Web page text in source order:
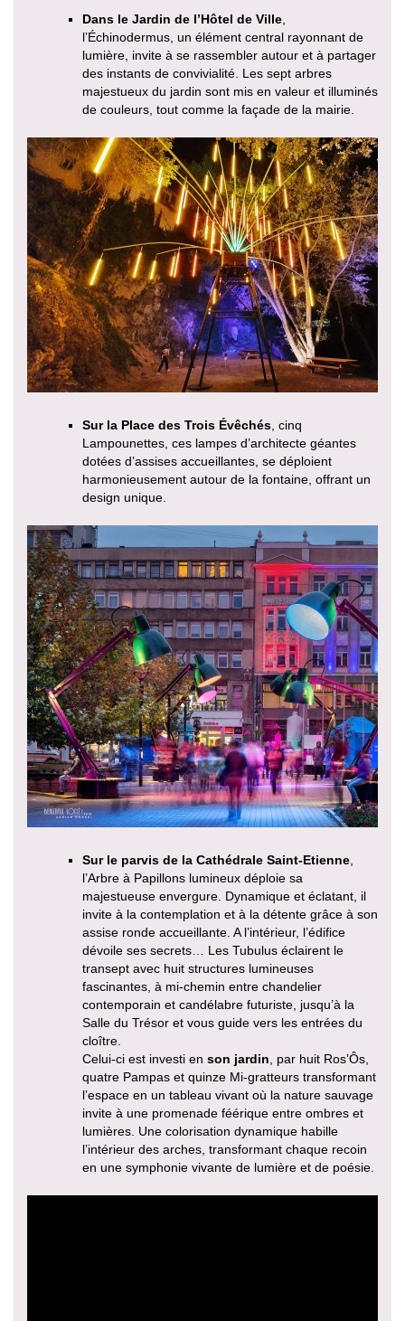
Dans le Jardin de l’Hôtel de Ville
l’Échinodermus, un élément central rayonnant de
lumière, invite à se rassembler autour et à partager
des instants de convivialité. Les sept arbres
majestueux du jardin sont mis en valeur et illuminés
de couleurs, tout comme la façade de la mairie.
Sur la Place des Trois Évêchés , cinq
Lampounettes, ces lampes d’architecte géantes
dotées d’assises accueillantes, se déploient
harmonieusement autour de la fontaine, offrant un
design unique.
Sur le parvis de la Cathédrale Saint-Etienne
l’Arbre à Papillons lumineux déploie sa
majestueuse envergure. Dynamique et éclatant, il
invite à la contemplation et à la détente grâce à son
assise ronde accueillante. A l’intérieur, l’édifice
dévoile ses secrets… Les Tubulus éclairent le
transept avec huit structures lumineuses
fascinantes, à mi-chemin entre chandelier
contemporain et candélabre futuriste, jusqu’à la
Salle du Trésor et vous guide vers les entrées du
cloître.
Celui-ci est investi en son jardin , par huit Ros’Ôs,
quatre Pampas et quinze Mi-gratteurs transformant
l’espace en un tableau vivant où la nature sauvage
invite à une promenade féérique entre ombres et
lumières. Une colorisation dynamique habille
l’intérieur des arches, transformant chaque recoin
en une symphonie vivante de lumière et de poésie.